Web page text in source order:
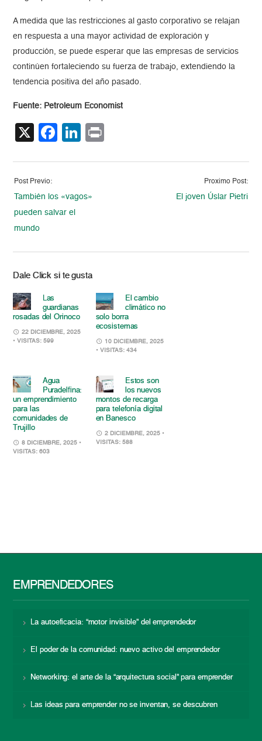
A medida que las restricciones al gasto corporativo se relajan
en respuesta a una mayor actividad de exploración y
producción, se puede esperar que las empresas de servicios
continúen fortaleciendo su fuerza de trabajo, extendiendo la
tendencia positiva del año pasado.
Fuente: Petroleum Economist
X Facebook
LinkedIn
Post Previo:
También los «vagos»
pueden salvar el
mundo
Proximo Post:
El joven Úslar Pietri
Dale Click si te gusta
Las
guardianas
rosadas del Orinoco
22 DICIEMBRE, 2025
• VISITAS: 599
El cambio
climático no
solo borra
ecosistemas
10 DICIEMBRE, 2025
• VISITAS: 434
Agua
Puradelfina:
un emprendimiento
para las
comunidades de
Trujillo
8 DICIEMBRE, 2025 •
VISITAS: 603
Estos son
los nuevos
montos de recarga
para telefonía digital
en Banesco
2 DICIEMBRE, 2025 •
VISITAS: 588
EMPRENDEDORES
La autoeficacia: “motor invisible” del emprendedor
El poder de la comunidad: nuevo activo del emprendedor
Networking: el arte de la “arquitectura social” para emprender
Las ideas para emprender no se inventan, se descubren